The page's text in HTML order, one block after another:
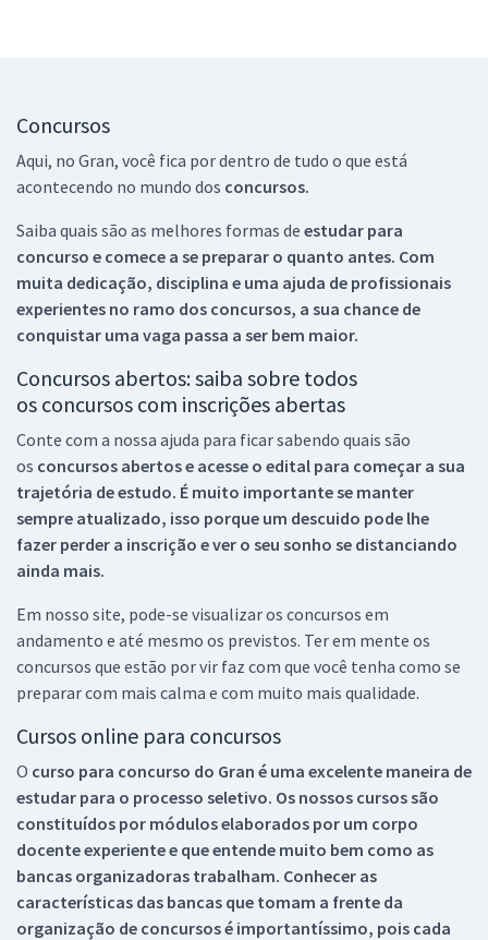
Concursos
Aqui, no Gran, você fica por dentro de tudo o que está
acontecendo no mundo dos concursos.
Saiba quais são as melhores formas de estudar para
concurso e comece a se preparar o quanto antes. Com
muita dedicação, disciplina e uma ajuda de profissionais
experientes no ramo dos concursos, a sua chance de
conquistar uma vaga passa a ser bem maior.
Concursos abertos: saiba sobre todos
os concursos com inscrições abertas
Conte com a nossa ajuda para ficar sabendo quais são
os concursos abertos e acesse o edital para começar a sua
trajetória de estudo. É muito importante se manter
sempre atualizado, isso porque um descuido pode lhe
fazer perder a inscrição e ver o seu sonho se distanciando
ainda mais.
Em nosso site, pode-se visualizar os concursos em
andamento e até mesmo os previstos. Ter em mente os
concursos que estão por vir faz com que você tenha como se
preparar com mais calma e com muito mais qualidade.
Cursos online para concursos
O curso para concurso do Gran é uma excelente maneira de
estudar para o processo seletivo. Os nossos cursos são
constituídos por módulos elaborados por um corpo
docente experiente e que entende muito bem como as
bancas organizadoras trabalham. Conhecer as
características das bancas que tomam a frente da
organização de concursos é importantíssimo, pois cada